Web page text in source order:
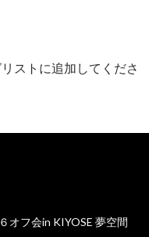
ストに追加してくださ
フ会in KIYOSE 夢空間